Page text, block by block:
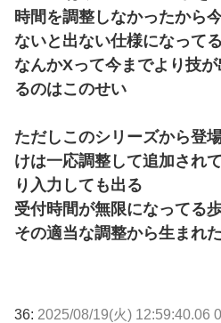
時間を調整しなかったから
ないと出ない仕様になってる
なんかXって今までより技
るのはこのせい
ただしこのシリーズから登
けは一応調整して追加され
り入力しても出る
受付時間が無限になってる
その適当な調整から生まれ
36: 2025/08/19(火) 12:59:40.06 0